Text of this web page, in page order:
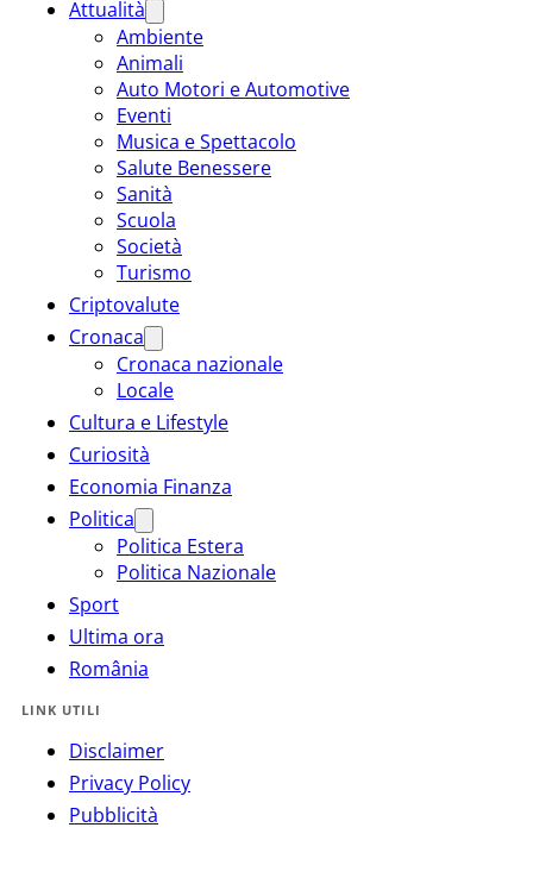
Attualità
Ambiente
Animali
Auto Motori e Automotive
Eventi
Musica e Spettacolo
Salute Benessere
Sanità
Scuola
Società
Turismo
Criptovalute
Cronaca
Cronaca nazionale
Locale
Cultura e Lifestyle
Curiosità
Economia Finanza
Politica
Politica Estera
Politica Nazionale
Sport
Ultima ora
România
LINK UTILI
Disclaimer
Privacy Policy
Pubblicità